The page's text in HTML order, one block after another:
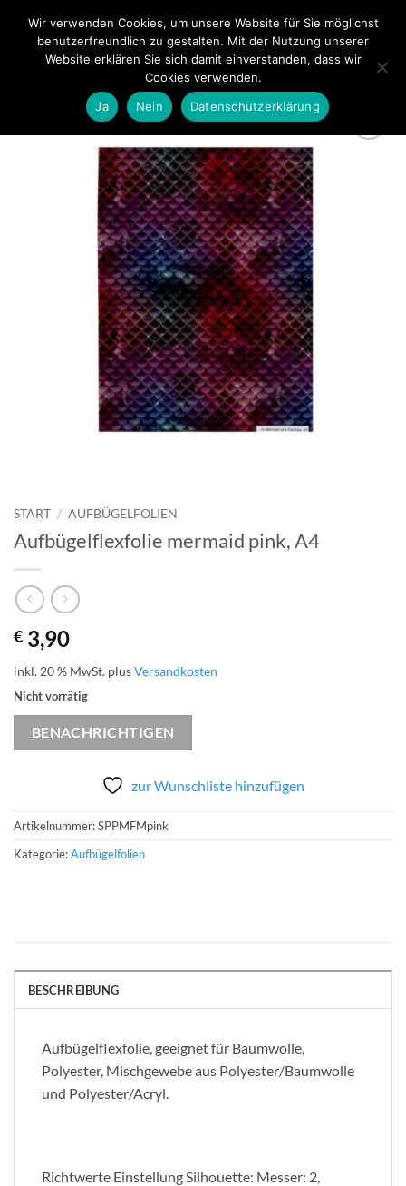
Inhalt
springen
0
START / AUFBÜGELFOLIEN
Aufbügelflexfolie mermaid pink, A4
€ 3,90
inkl. 20 % MwSt. plusVersandkosten
Nicht vorrätig
BENACHRICHTIGEN
zur Wunschliste hinzufügen
Artikelnummer:SPPMFMpink
Kategorie:Aufbügelfolien
BESCHREIBUNG
Aufbügelflexfolie, geeignet für Baumwolle,
Polyester, Mischgewebe aus Polyester/Baumwolle
und Polyester/Acryl.
Richtwerte Einstellung Silhouette: Messer: 2,
Wir verwenden Cookies, um unsere Website für Sie möglichst
benutzerfreundlich zu gestalten. Mit der Nutzung unserer
Website erklären Sie sich damit einverstanden, dass wir
Cookies verwenden.
Ja
Nein Datenschutzerklärung